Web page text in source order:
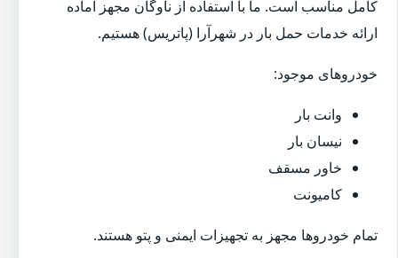
کامل مناسب است. ما با استفاده از ناوگان مجهز آماده
ارائه خدمات حمل بار در شهرآرا (پاتریس) هستیم.
خودروهای موجود:
وانت بار
نیسان بار
خاور مسقف
کامیونت
تمام خودروها مجهز به تجهیزات ایمنی و پتو هستند.